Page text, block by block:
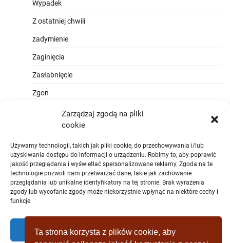
Zarządzaj zgodą na pliki
cookie
Używamy technologii, takich jak pliki cookie, do przechowywania i/lub
uzyskiwania dostępu do informacji o urządzeniu. Robimy to, aby poprawić
jakość przeglądania i wyświetlać spersonalizowane reklamy. Zgoda na te
technologie pozwoli nam przetwarzać dane, takie jak zachowanie
przeglądania lub unikalne identyfikatory na tej stronie. Brak wyrażenia
zgody lub wycofanie zgody może niekorzystnie wpłynąć na niektóre cechy i
funkcje.
Zaakceptować
Wypadek
Z ostatniej chwili
zadymienie
Zaginięcia
Zasłabnięcie
Zgon
Ta strona korzysta z plików cookie, aby